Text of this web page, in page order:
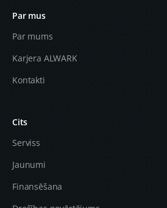
Par mus
Par mums
Karjera ALWARK
Kontakti
Cits
Serviss
Jaunumi
Finansēšana